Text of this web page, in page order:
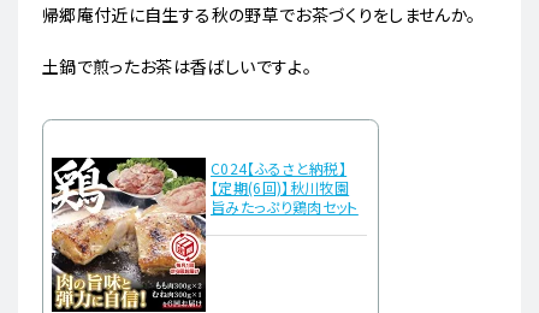
帰郷庵付近に自生する秋の野草でお茶づくりをしませんか。
土鍋で煎ったお茶は香ばしいですよ。
C024【ふるさと納税】
【定期(6回)】秋川牧園
旨みたっぷり鶏肉セット